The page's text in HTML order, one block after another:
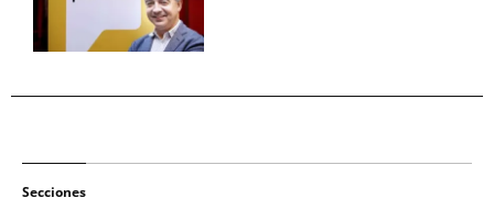
Secciones